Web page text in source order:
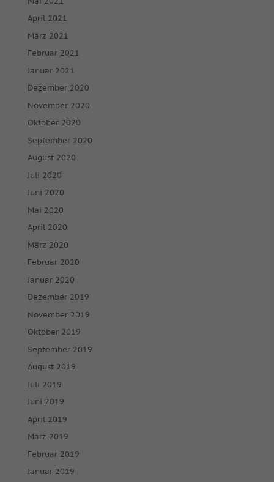
April 2021
März 2021
Februar 2021
Januar 2021
Dezember 2020
November 2020
Oktober 2020
September 2020
August 2020
Juli 2020
Juni 2020
Mai 2020
April 2020
März 2020
Februar 2020
Januar 2020
Dezember 2019
November 2019
Oktober 2019
September 2019
August 2019
Juli 2019
Juni 2019
April 2019
März 2019
Februar 2019
Januar 2019